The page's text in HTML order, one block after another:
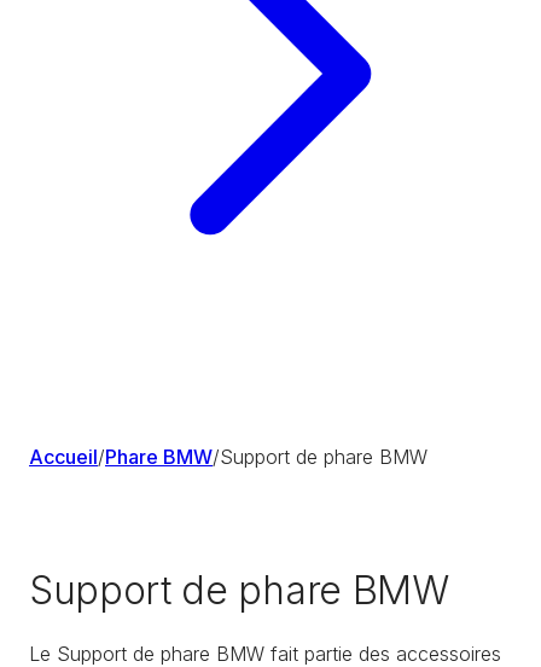
Accueil/Phare BMW/Support de phare BMW
Support de phare BMW
Le Support de phare BMW fait partie des accessoires